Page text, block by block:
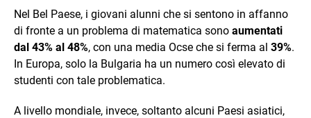
Nel Bel Paese, i giovani alunni che si sentono in affanno
di fronte a un problema di matematica sono aumentati
dal 43% al 48%, con una media Ocse che si ferma al 39%.
In Europa, solo la Bulgaria ha un numero così elevato di
studenti con tale problematica.
A livello mondiale, invece, soltanto alcuni Paesi asiatici,